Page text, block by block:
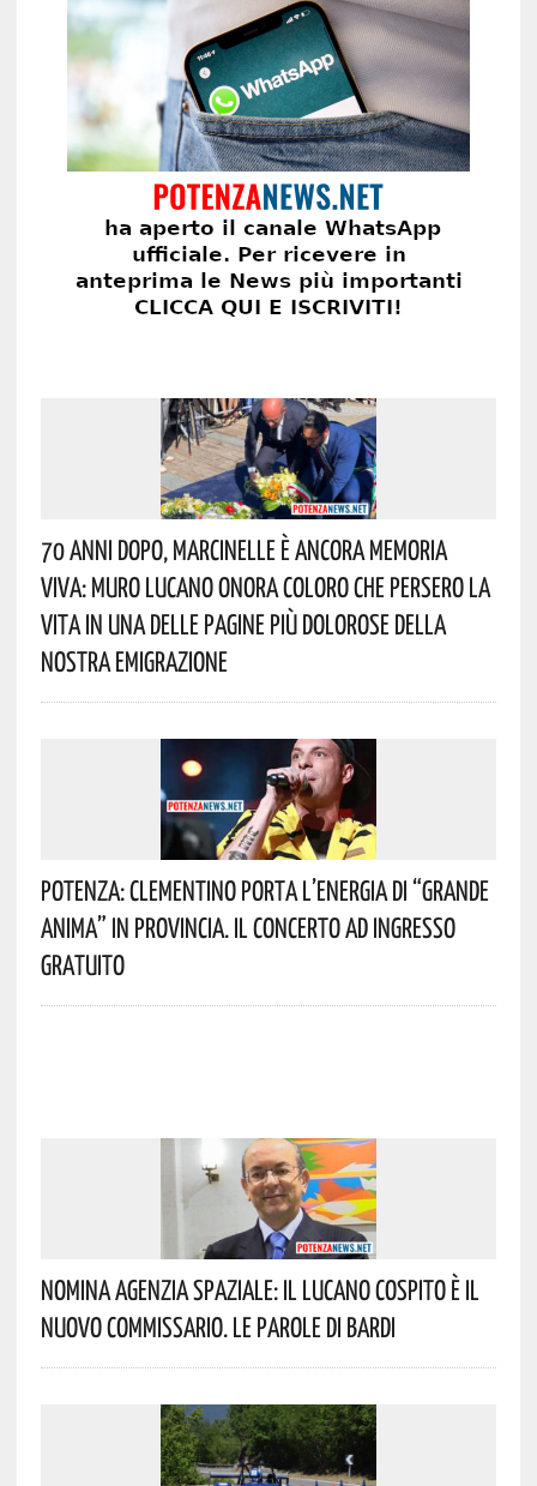
70 Anni Dopo, Marcinelle È Ancora Memoria
Viva: Muro Lucano Onora Coloro Che Persero La
Vita In Una Delle Pagine Più Dolorose Della
Nostra Emigrazione
Potenza: Clementino Porta L’energia Di “Grande
Anima” In Provincia. Il Concerto Ad Ingresso
Gratuito
Nomina Agenzia Spaziale: Il Lucano Cospito È Il
Nuovo Commissario. Le Parole Di Bardi